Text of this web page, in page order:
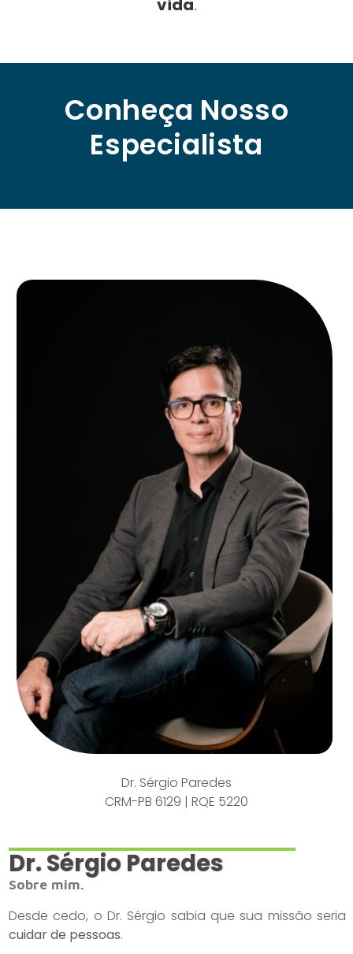
Conheça Nosso
Especialista
Dr. Sérgio Paredes
Sobre mim.
Desde cedo, o Dr. Sérgio sabia que sua missão seria
cuidar de pessoas.
Dr. Sérgio Paredes
CRM-PB 6129 | RQE 5220